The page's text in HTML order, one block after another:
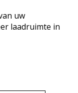
uw
laadruimte in